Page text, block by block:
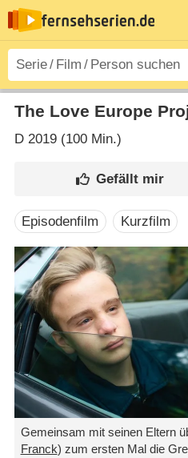
The Love Europe
D2019 (100 Min.)
Episodenfilm Kurzfilm
Gemeinsam mit seinen Eltern
Franck) zum ersten Mal die